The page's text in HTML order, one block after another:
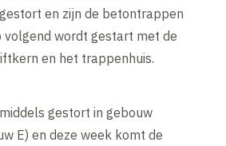
en zijn de betontrappen
wordt gestart met de
en het trappenhuis.
gestort in gebouw
E) en deze week komt de